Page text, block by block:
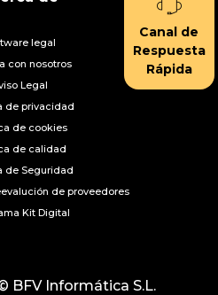
Canal de
Respuesta
Rápida
legal
con nosotros
Legal
de privacidad
de cookies
de calidad
de Seguridad
de proveedores
Kit Digital
BFV Informática S.L.